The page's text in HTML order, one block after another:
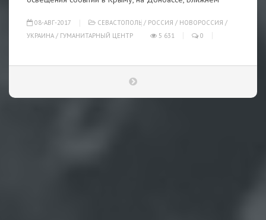
08-АВГ-2017 СЕВАСТОПОЛЬ / РОССИЯ / НОВОРОССИЯ /
УКРАИНА / ГУМАНИТАРНЫЙ ЦЕНТР 5 631 0